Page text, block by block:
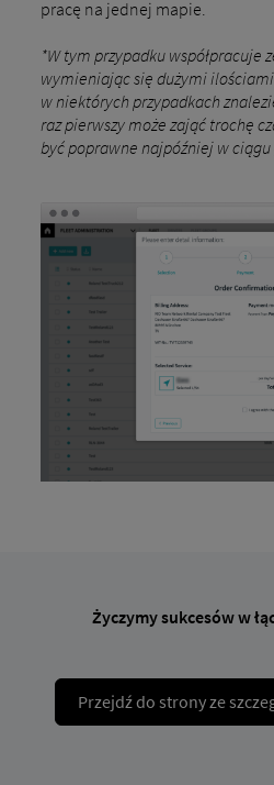
pracę na jednej mapie.
*W tym przypadku współpracuje
wymieniając się dużymi ilościami
w niektórych przypadkach
raz pierwszy może zająć trochę
być poprawne najpóźniej w ciągu
Życzymy sukcesów w
Przejdź do strony ze